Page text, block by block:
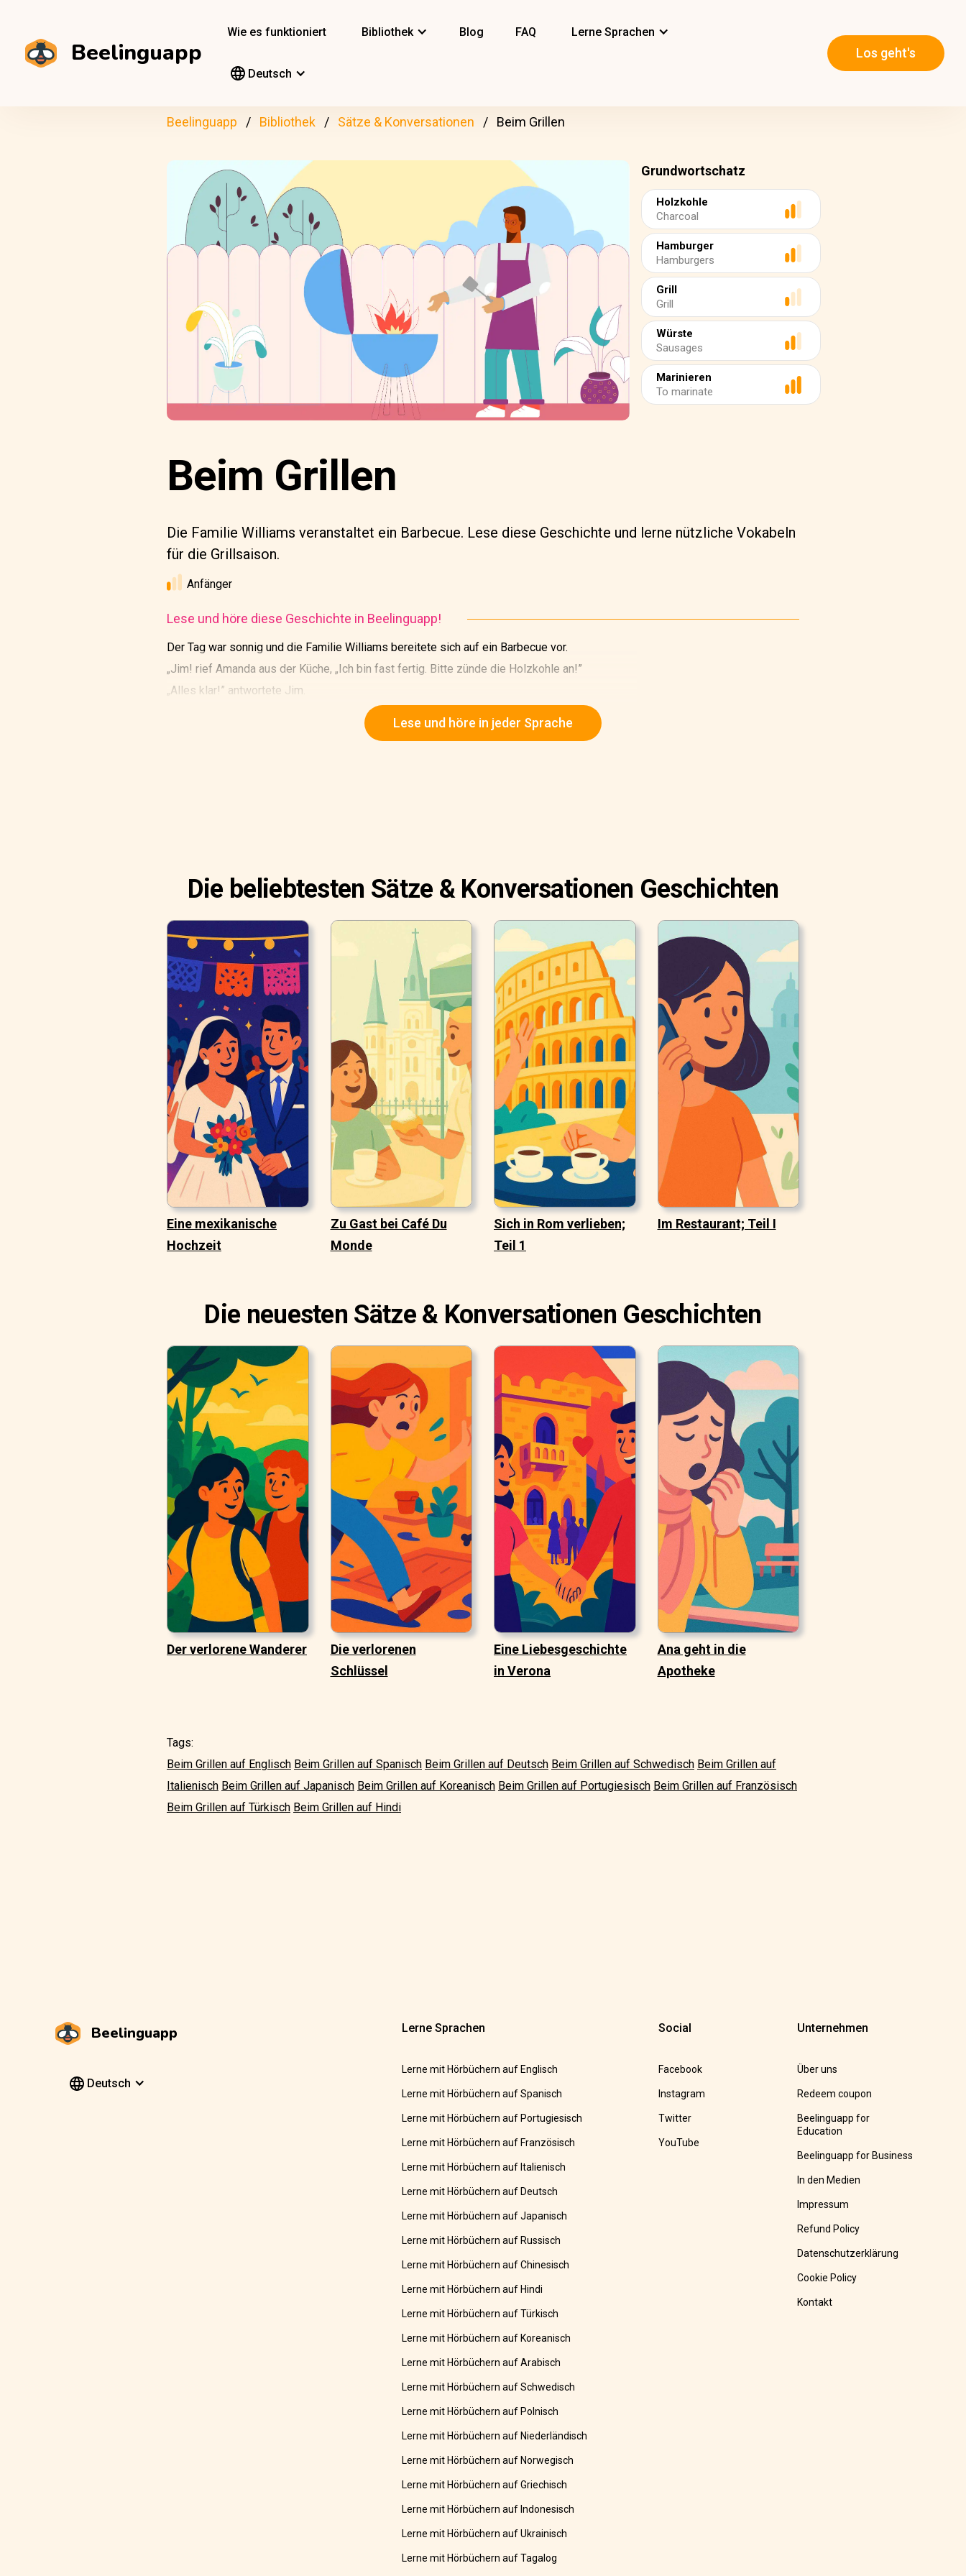
Beelinguapp
Wie es funktioniert Bibliothek Blog FAQ Lerne Sprachen
Deutsch
Los geht's
Beelinguapp Bibliothek Sätze & Konversationen Beim Grillen
Grundwortschatz
Holzkohle
Charcoal
Hamburger
Hamburgers
Grill
Grill
Würste
Sausages
Marinieren
To marinate
Beim Grillen
Die Familie Williams veranstaltet ein Barbecue. Lese diese Geschichte und lerne nützliche Vokabeln
für die Grillsaison.
Anfänger
Lese und höre diese Geschichte in Beelinguapp!
Der Tag war sonnig und die Familie Williams bereitete sich auf ein Barbecue vor.
„Jim! rief Amanda aus der Küche, „Ich bin fast fertig. Bitte zünde die Holzkohle an!”
„Alles klar!” antwortete Jim.
Er zerknüllte einige Zeitungsblätter und zündete sie an. Bald fing die Holzkohle an zu brennen.
Lese und höre in jeder Sprache
Die beliebtesten Sätze & Konversationen Geschichten
Eine mexikanische
Hochzeit
Zu Gast bei Café Du
Monde
Sich in Rom verlieben;
Teil 1
Im Restaurant; Teil I
Die neuesten Sätze & Konversationen Geschichten
Der verlorene Wanderer
Die verlorenen
Schlüssel
Eine Liebesgeschichte
in Verona
Ana geht in die
Apotheke
Tags:
Beim Grillen auf Englisch Beim Grillen auf Spanisch Beim Grillen auf Deutsch Beim Grillen auf Schwedisch Beim Grillen auf
Italienisch Beim Grillen auf Japanisch Beim Grillen auf Koreanisch Beim Grillen auf Portugiesisch Beim Grillen auf Französisch
Beim Grillen auf Türkisch Beim Grillen auf Hindi
Beelinguapp
Deutsch
Lerne Sprachen
Lerne mit Hörbüchern auf Englisch
Lerne mit Hörbüchern auf Spanisch
Lerne mit Hörbüchern auf Portugiesisch
Lerne mit Hörbüchern auf Französisch
Lerne mit Hörbüchern auf Italienisch
Lerne mit Hörbüchern auf Deutsch
Lerne mit Hörbüchern auf Japanisch
Lerne mit Hörbüchern auf Russisch
Lerne mit Hörbüchern auf Chinesisch
Lerne mit Hörbüchern auf Hindi
Lerne mit Hörbüchern auf Türkisch
Lerne mit Hörbüchern auf Koreanisch
Lerne mit Hörbüchern auf Arabisch
Lerne mit Hörbüchern auf Schwedisch
Lerne mit Hörbüchern auf Polnisch
Lerne mit Hörbüchern auf Niederländisch
Lerne mit Hörbüchern auf Norwegisch
Lerne mit Hörbüchern auf Griechisch
Lerne mit Hörbüchern auf Indonesisch
Lerne mit Hörbüchern auf Ukrainisch
Lerne mit Hörbüchern auf Tagalog
Social
Facebook
Instagram
Twitter
YouTube
Unternehmen
Über uns
Redeem coupon
Beelinguapp for
Education
Beelinguapp for Business
In den Medien
Impressum
Refund Policy
Datenschutzerklärung
Cookie Policy
Kontakt